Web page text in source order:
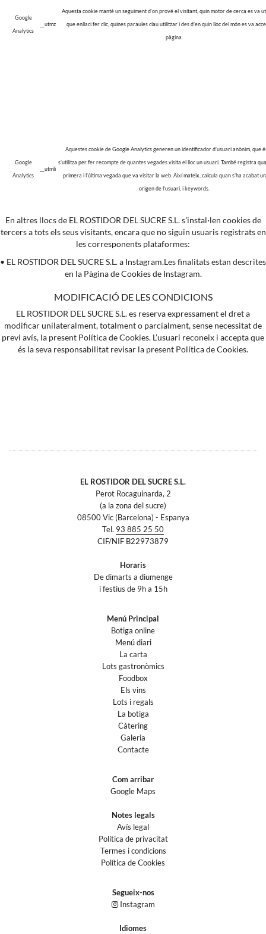
Google
Analytics
__utmz
Aquesta cookie manté un seguiment d’on prové el visitant, quin motor de cerca es va
que enllaci fer clic, quines paraules clau utilitzar i des d’en quin lloc del món es va
pàgina.
Google
Analytics
__utmli
Aquestes cookie de Google Analytics generen un identificador d’usuari anònim, que
s’utilitza per fer recompte de quantes vegades visita el lloc un usuari. També registra
primera i l’última vegada que va visitar la web. Així mateix, calcula quan s’ha acabat
origen de l’usuari, i keywords.
En altres llocs de EL ROSTIDOR DEL SUCRE S.L. s’instal·len cookies de
tercers a tots els seus visitants, encara que no siguin usuaris registrats en
les corresponents plataformes:
• EL ROSTIDOR DEL SUCRE S.L. a Instagram.Les finalitats estan descrites
en la Pàgina de Cookies de Instagram.
MODIFICACIÓ DE LES CONDICIONS
EL ROSTIDOR DEL SUCRE S.L. es reserva expressament el dret a
modificar unilateralment, totalment o parcialment, sense necessitat de
previ avís, la present Política de Cookies. L’usuari reconeix i accepta que
és la seva responsabilitat revisar la present Política de Cookies.
EL ROSTIDOR DEL SUCRE S.L.
Perot Rocaguinarda, 2
(a la zona del sucre)
08500 Vic (Barcelona) - Espanya
Tel. 93 885 25 50
CIF/NIF B22973879
Horaris
De dimarts a diumenge
i festius de 9h a 15h
Menú Principal
Botiga online
Menú diari
La carta
Lots gastronòmics
Foodbox
Els vins
Lots i regals
La botiga
Càtering
Galeria
Contacte
Com arribar
Google Maps
Notes legals
Avís legal
Política de privacitat
Termes i condicions
Política de Cookies
Segueix-nos
Instagram
Idiomes